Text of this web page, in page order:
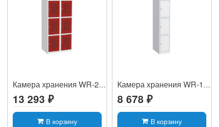
Камера хранения WR-28Pv1
13 293 ₽
В корзину
Камера хранения WR-14v1
8 678 ₽
В корзину